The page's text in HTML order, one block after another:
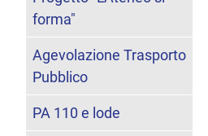
forma"
Agevolazione Trasporto
Pubblico
PA 110 e lode